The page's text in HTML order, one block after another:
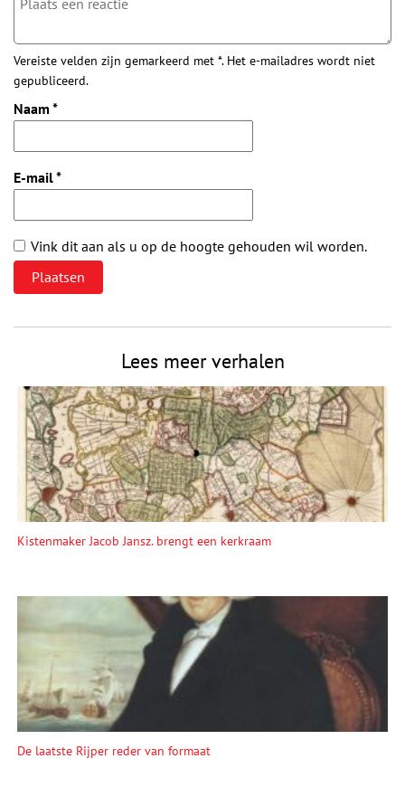
Vereiste velden zijn gemarkeerd met *. Het e-mailadres wordt niet
gepubliceerd.
Naam *
E-mail*
Vink dit aan als u op de hoogte gehouden wil worden.
Lees meer verhalen
Kistenmaker Jacob Jansz. brengt een kerkraam
De laatste Rijper reder van formaat